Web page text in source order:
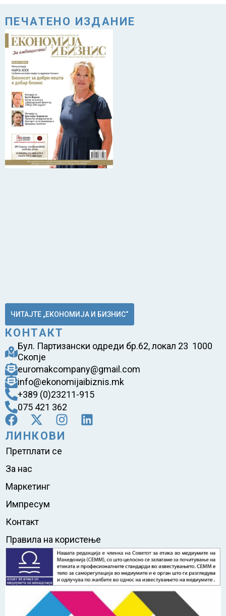
ПЕЧАТЕНО ИЗДАНИЕ
ЧИТАЈТЕ „ЕКОНОМИЈА И БИЗНИС“
КОНТАКТ
Бул. Партизански одреди бр.62, локал 23 1000
Скопје
euromakcompany@gmail.com
info@ekonomijaibiznis.mk
+389 (0)23211-915
075 421 362
ЛИНКОВИ
Претплати се
За нас
Маркетинг
Импресум
Контакт
Правила на користење